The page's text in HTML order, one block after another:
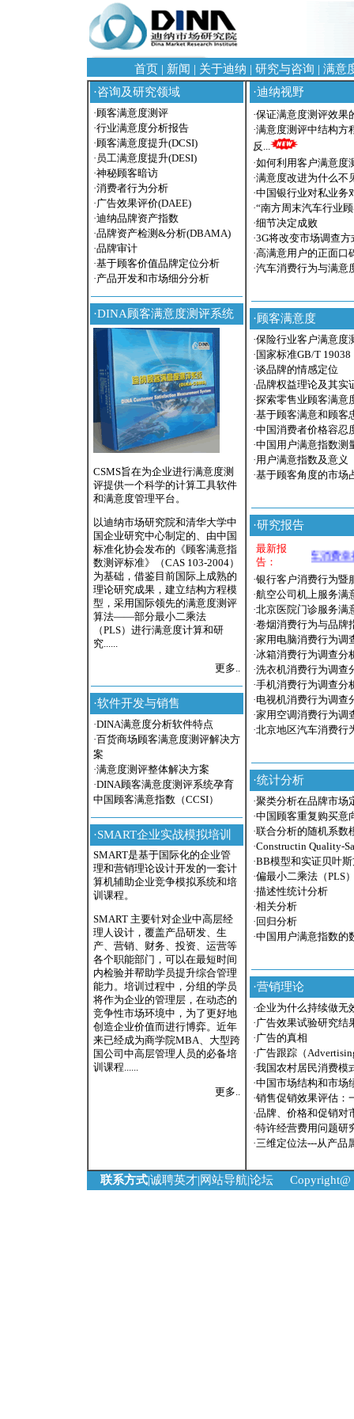
首页 | 新闻 | 关于迪纳 | 研究与咨询 | 满意
·咨询及研究领域
·顾客满意度测评
·行业满意度分析报告
·顾客满意度提升(DCSI)
· 员工满意度提升(DESI)
·神秘顾客暗访
·消费者行为分析
·广告效果评价(DAEE)
·迪纳品牌资产指数
·品牌资产检测&分析(DBAMA)
·品牌审计
·基于顾客价值品牌定位分析
·产品开发和市场细分分析
·DINA顾客满意度测评系统
CSMS旨在为企业进行满意度测
评提供一个科学的计算工具软件
和满意度管理平台。
以迪纳市场研究院和清华大学中
国企业研究中心制定的、由中国
标准化协会发布的《顾客满意指
数测评标准》（CAS 103-2004）
为基础，借鉴目前国际上成熟的
理论研究成果，建立结构方程模
型，采用国际领先的满意度测评
算法——部分最小二乘法
（PLS）进行满意度计算和研
究......
更多..
·软件开发与销售
·DINA满意度分析软件特点
· 百货商场顾客满意度测评解决方
案
·满意度测评整体解决方案
·DINA顾客满意度测评系统孕育
中国顾客满意指数（CCSI）
·SMART企业实战模拟培训
SMART是基于国际化的企业管
理和营销理论设计开发的一套计
算机辅助企业竞争模拟系统和培
训课程。
SMART 主要针对企业中高层经
理人设计，覆盖产品研发、生
产、营销、财务、投资、运营等
各个职能部门，可以在最短时间
内检验并帮助学员提升综合管理
能力。培训过程中，分组的学员
将作为企业的管理层，在动态的
竞争性市场环境中，为了更好地
创造企业价值而进行博弈。近年
来已经成为商学院MBA、大型跨
国公司中高层管理人员的必备培
训课程......
更多..
·迪纳视野
·保证满意度测评效果
·满意度测评中结构
反...
·如何利用客户满意度
·满意度改进为什么不
·中国银行业对私业务
·“南方周末汽车行业
·细节决定成败
·3G将改变市场调查方
·高满意用户的正面口
·汽车消费行为与满意
· 顾客满意度
·保险行业客户满意度
· 国家标准GB/T
·谈品牌的情感定位
·品牌权益理论及其实
·探索零售业顾客满意
·基于顾客满意和顾客
·中国消费者价格容忍
·中国用户满意指数测
·用户满意指数及意义
·基于顾客角度的市场
·研究报告
最新报
告：
·汽车消费幸
·银行客户消费行为暨
·航空公司机上服务满
·北京医院门诊服务满
·卷烟消费行为与品牌
·家用电脑消费行为调
·冰箱消费行为调查分
·洗衣机消费行为调查
·手机消费行为调查分
·电视机消费行为调查
·家用空调消费行为调
·北京地区汽车消费行
·统计分析
·聚类分析在品牌市场
·中国顾客重复购买意
·联合分析的随机系数
·Constructin Quality-
·BB模型和实证贝叶
·偏最小二乘法（PLS
·描述性统计分析
·相关分析
· 回归分析
·中国用户满意指数的
·营销理论
·企业为什么持续做无
·广告效果试验研究结
·广告的真相
·广告跟踪（
·我国农村居民消费模
·中国市场结构和市场
·销售促销效果评估：
·品牌、价格和促销对
·特许经营费用问题研
·三维定位法---从产品
联系方式|诚聘英才|网站导航|论坛